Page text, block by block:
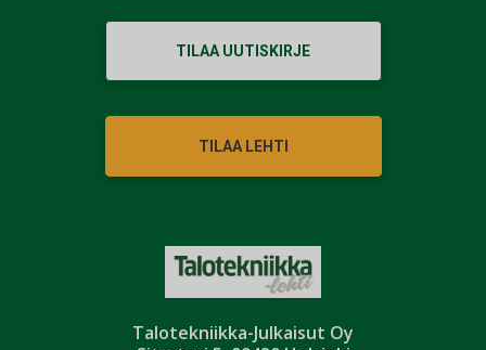
Talotekniikka-Julkaisut Oy
TILAA UUTISKIRJE
TILAA LEHTI